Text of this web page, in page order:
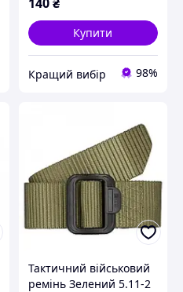
140₴
Купити
Кращий вибір 98%
Тактичний військовий
ремінь Зелений 5.11-2